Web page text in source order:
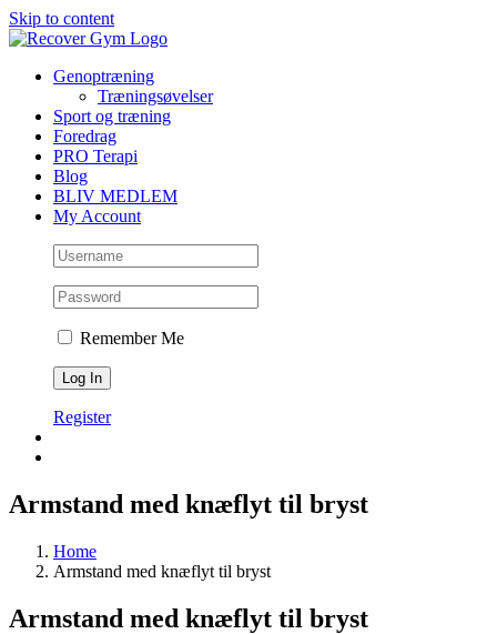
Skip to content
Genoptræning
Træningsøvelser
Sport og træning
Foredrag
PRO Terapi
Blog
BLIV MEDLEM
My Account
Remember Me
Register
Armstand med knæflyt til bryst
Home
Armstand med knæflyt til bryst
Armstand med knæflyt til bryst